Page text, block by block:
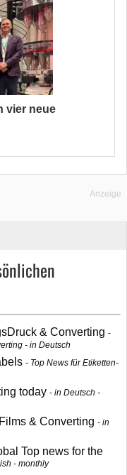
vier neue
Anzeige
& Converting
- in Deutsch
Top News für Etiketten-
today
in Deutsch -
& Converting
in
Top news for the
- monthly